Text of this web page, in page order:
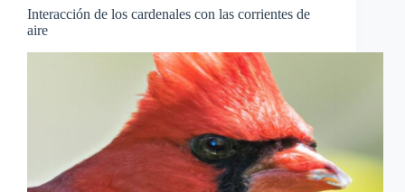
Interacción de los cardenales con las corrientes de
aire